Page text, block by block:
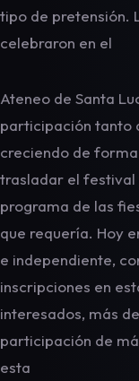
tipo de pretensión.
celebraron en el
Ateneo de Santa
participación tanto
creciendo de
trasladar el
programa de las
que requería. Hoy
e independiente,
inscripciones en
interesados, más
participación de
esta